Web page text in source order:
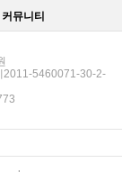
커뮤니티
2011-5460071-30-2-